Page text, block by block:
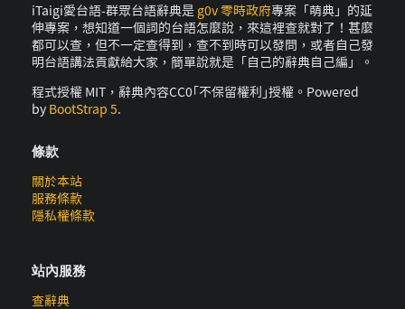
iTaigi愛台語-群眾台語辭典是 g0v 零時政府專案「萌典」的延
伸專案，想知道一個詞的台語怎麼說，來這裡查就對了！甚麼
都可以查，但不一定查得到，查不到時可以發問，或者自己發
明台語講法貢獻給大家，簡單說就是「自己的辭典自己編」。
程式授權 MIT，辭典內容CC0｢不保留權利｣授權。Powered
by BootStrap 5.
條款
關於本站
服務條款
隱私權條款
站內服務
查辭典